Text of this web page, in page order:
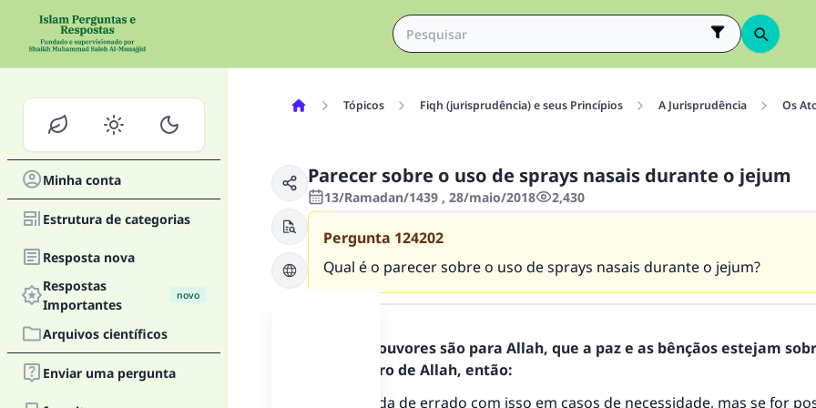
Minha conta
Estrutura de categorias
Resposta nova
Respostas
Importantes
novo
Arquivos científicos
Enviar uma pergunta
Tópicos Fiqh (jurisprudência) e seus Princípios A Jurisprudência Os
Parecer sobre o uso de sprays nasais durante o jejum
13/Ramadan/1439 , 28/maio/2018 2,430
Pergunta 124202
Qual é o parecer sobre o uso de sprays nasais durante o jejum?
Todos os louvores são para Allah, que a paz e as bênçãos estejam
Mensageiro de Allah, então:
Não há nada de errado com isso em casos de necessidade, mas se for